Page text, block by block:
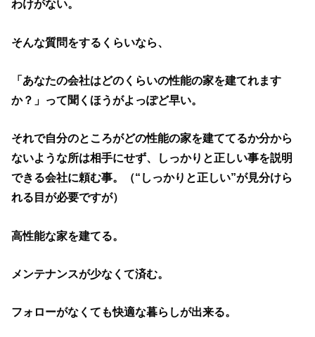
わけがない。
そんな質問をするくらいなら、
「あなたの会社はどのくらいの性能の家を建てれます
か？」って聞くほうがよっぽど早い。
それで自分のところがどの性能の家を建ててるか分から
ないような所は相手にせず、しっかりと正しい事を説明
できる会社に頼む事。（“しっかりと正しい”が見分けら
れる目が必要ですが）
高性能な家を建てる。
メンテナンスが少なくて済む。
フォローがなくても快適な暮らしが出来る。